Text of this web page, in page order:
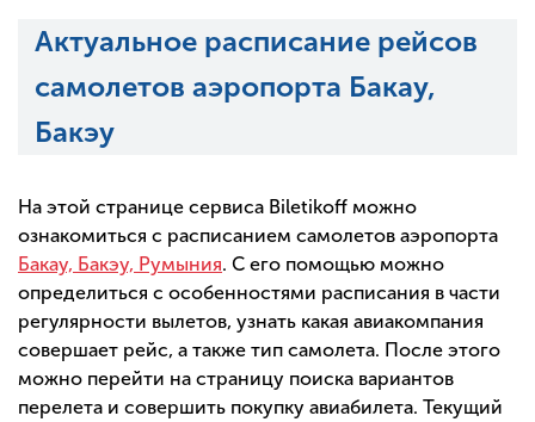
Актуальное расписание рейсов
самолетов аэропорта Бакау,
Бакэу
На этой странице сервиса Biletikoff можно
ознакомиться с расписанием самолетов аэропорта
Бакау, Бакэу, Румыния. С его помощью можно
определиться с особенностями расписания в части
регулярности вылетов, узнать какая авиакомпания
совершает рейс, а также тип самолета. После этого
можно перейти на страницу поиска вариантов
перелета и совершить покупку авиабилета. Текущий